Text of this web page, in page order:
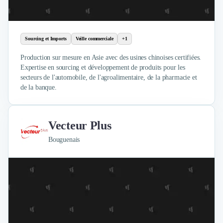
Design Industriel
Packaging & Emballages
Support Client
Téléphonie & Télécommunication
Chatbot
Maintenance et Infogérance
BI, Analytics & Big Data
Graphisme & Illustration
Recherche Utilisateur
Stratégie Digitale
Développement Logiciel
Direction Artistique
Logiciel E-Commerce
Sourcing et Imports Veille commerciale +1
Production sur mesure en Asie avec des usines chinoises certifiées.
Expertise en sourcing et développement de produits pour les
secteurs de l'automobile, de l'agroalimentaire, de la pharmacie et
de la banque.
Vecteur Plus
Bouguenais